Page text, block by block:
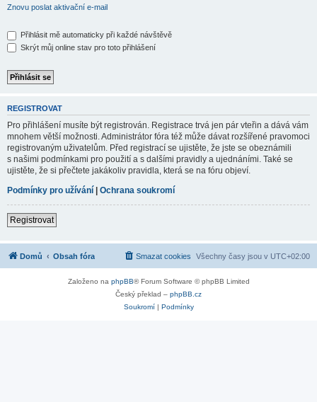
Znovu poslat aktivační e-mail
Přihlásit mě automaticky při každé návštěvě
Skrýt můj online stav pro toto přihlášení
REGISTROVAT
Pro přihlášení musíte být registrován. Registrace trvá jen pár vteřin a dává vám
mnohem větší možnosti. Administrátor fóra též může dávat rozšířené pravomoci
registrovaným uživatelům. Před registrací se ujistěte, že jste se obeznámili
s našimi podmínkami pro použití a s dalšími pravidly a ujednáními. Také se
ujistěte, že si přečtete jakákoliv pravidla, která se na fóru objeví.
Podmínky pro užívání | Ochrana soukromí
Registrovat
Domů Obsah fóra Všechny časy jsou v UTC+02:00
Smazat cookies
Založeno na phpBB® Forum Software © phpBB Limited
Český překlad – phpBB.cz
Soukromí| Podmínky